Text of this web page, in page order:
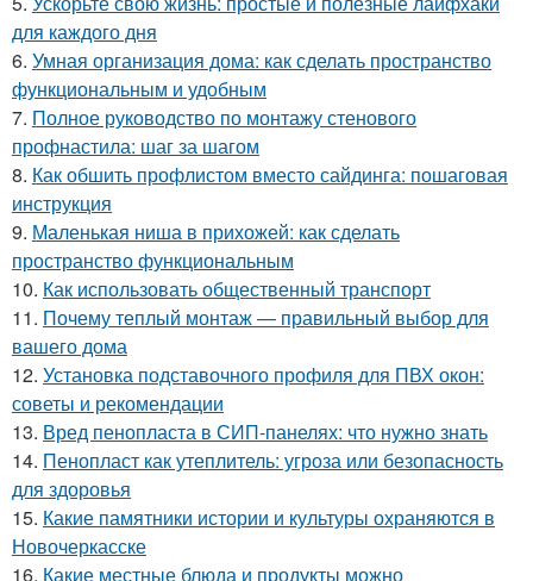
для каждого дня
6. Умная организация дома: как сделать пространство
функциональным и удобным
7. Полное руководство по монтажу стенового
профнастила: шаг за шагом
8. Как обшить профлистом вместо сайдинга: пошаговая
инструкция
9. Маленькая ниша в прихожей: как сделать
пространство функциональным
10. Как использовать общественный транспорт
11. Почему теплый монтаж — правильный выбор для
вашего дома
12. Установка подставочного профиля для ПВХ окон:
советы и рекомендации
13. Вред пенопласта в СИП-панелях: что нужно знать
14. Пенопласт как утеплитель: угроза или безопасность
для здоровья
15. Какие памятники истории и культуры охраняются в
Новочеркасске
16. Какие местные блюда и продукты можно